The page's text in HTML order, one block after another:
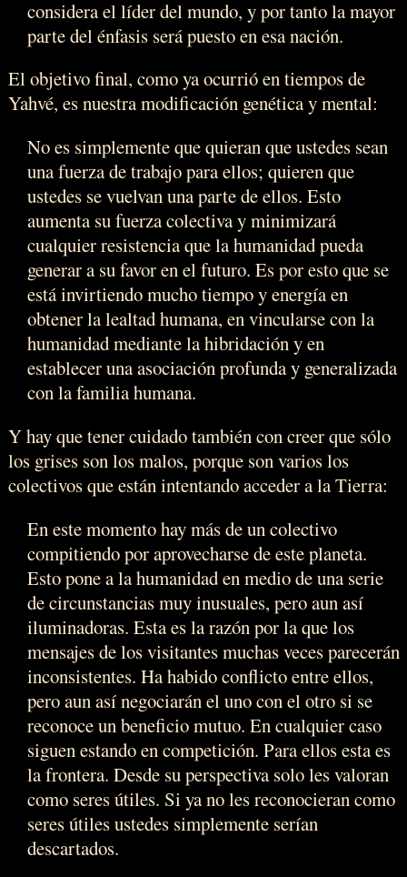
considera el líder del mundo, y por tanto la mayor
parte del énfasis será puesto en esa nación.
El objetivo final, como ya ocurrió en tiempos de
Yahvé, es nuestra modificación genética y mental:
No es simplemente que quieran que ustedes sean
una fuerza de trabajo para ellos; quieren que
ustedes se vuelvan una parte de ellos. Esto
aumenta su fuerza colectiva y minimizará
cualquier resistencia que la humanidad pueda
generar a su favor en el futuro. Es por esto que se
está invirtiendo mucho tiempo y energía en
obtener la lealtad humana, en vincularse con la
humanidad mediante la hibridación y en
establecer una asociación profunda y generalizada
con la familia humana.
Y hay que tener cuidado también con creer que sólo
los grises son los malos, porque son varios los
colectivos que están intentando acceder a la Tierra:
En este momento hay más de un colectivo
compitiendo por aprovecharse de este planeta.
Esto pone a la humanidad en medio de una serie
de circunstancias muy inusuales, pero aun así
iluminadoras. Esta es la razón por la que los
mensajes de los visitantes muchas veces parecerán
inconsistentes. Ha habido conflicto entre ellos,
pero aun así negociarán el uno con el otro si se
reconoce un beneficio mutuo. En cualquier caso
siguen estando en competición. Para ellos esta es
la frontera. Desde su perspectiva solo les valoran
como seres útiles. Si ya no les reconocieran como
seres útiles ustedes simplemente serían
descartados.